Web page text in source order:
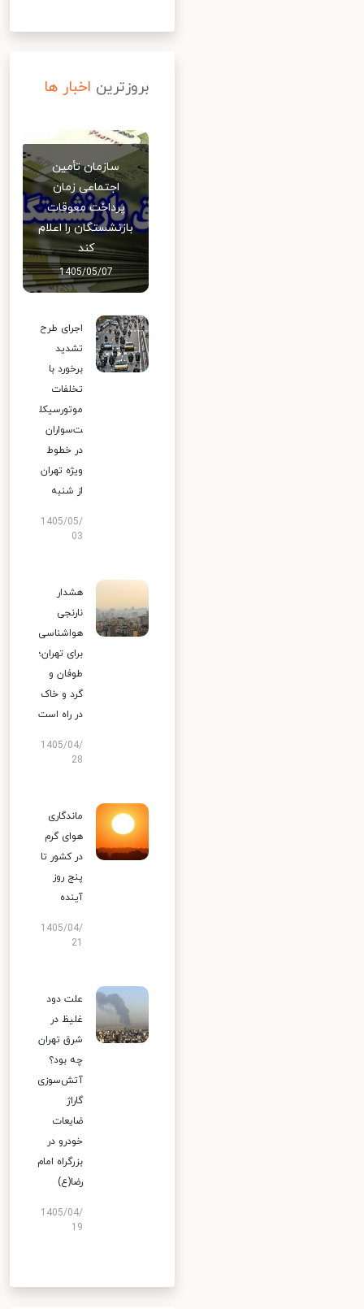
بروزترین اخبار ها
سازمان تأمین
اجتماعی زمان
پرداخت معوقات
بازنشستگان را اعلام
کند
1405/05/07
اجرای طرح
تشدید
برخورد با
تخلفات
موتورسیکل
ت‌سواران
در خطوط
ویژه تهران
از شنبه
1405/05/
03
هشدار
نارنجی
هواشناسی
برای تهران؛
طوفان و
گرد و خاک
در راه است
1405/04/
28
ماندگاری
هوای گرم
در کشور تا
پنج روز
آینده
1405/04/
علت دود
غلیظ در
شرق تهران
چه بود؟
آتش‌سوزی
گاراژ
ضایعات
خودرو در
بزرگراه امام
رضا(ع)
1405/04/
19